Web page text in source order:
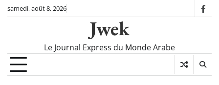
Skipsamedi, août 8, 2026
Jwek
Le Journal Express du Monde Arabe